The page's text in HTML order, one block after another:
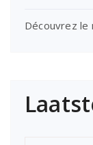
Découvrez le